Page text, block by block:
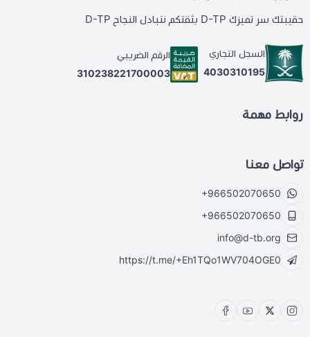
حقيبتك سر تميزك D-TP بثقتكم نتبادل النجاح D-TP
السجل التجاري
4030310195
الرقم الضريبي
310238221700003
روابط مهمة
تواصل معنا
+966502070650
+966502070650
info@d-tb.org
https://t.me/+Eh1TQo1WV704OGE0